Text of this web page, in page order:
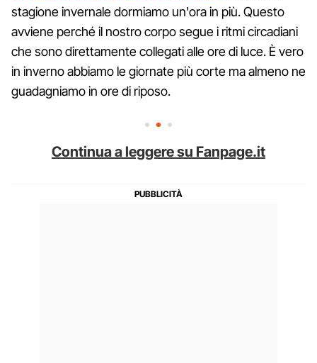
stagione invernale dormiamo un'ora in più. Questo
avviene perché il nostro corpo segue i ritmi circadiani
che sono direttamente collegati alle ore di luce. È vero
in inverno abbiamo le giornate più corte ma almeno ne
guadagniamo in ore di riposo.
Continua a leggere su Fanpage.it